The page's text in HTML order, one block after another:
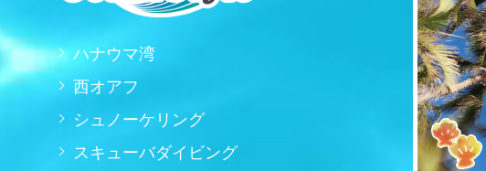
ハナウマ湾
西オアフ
シュノーケリング
スキューバダイビング